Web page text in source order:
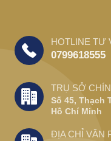
HOTLINE TƯ
0799618555
TRỤ SỞ
Số 45, Thạch
Hồ Chí Minh
ĐỊA CHỈ VĂN